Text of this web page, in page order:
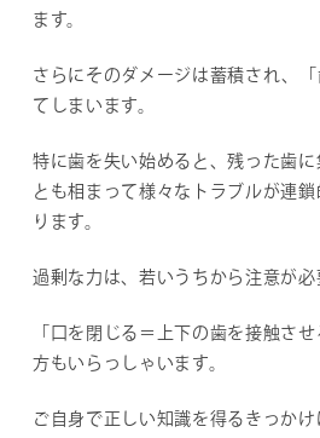
ます。
さらにそのダメージは蓄積され、
てしまいます。
特に歯を失い始めると、残った歯
とも相まって様々なトラブルが連
ります。
過剰な力は、若いうちから注意が必
「口を閉じる＝上下の歯を接触さ
方もいらっしゃいます。
ご自身で正しい知識を得るきっか